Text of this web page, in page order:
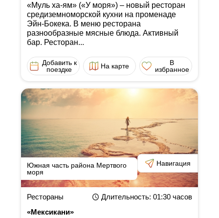
«Муль ха-ям» («У моря») ‒ новый ресторан
средиземноморской кухни на променаде
Эйн-Бокека. В меню ресторана
разнообразные мясные блюда. Активный
бар. Ресторан...
Добавить к
поездке
На карте
В
избранное
Южная часть района Мертвого
моря
Навигация
Рестораны Длительность: 01:30часов
«Мексикани»